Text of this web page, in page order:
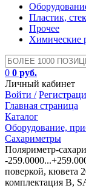
Пластик,
Прочее
Химические
0 0 руб.
Личный кабинет
Войти /
Главная страница
Каталог
Оборудование,
Сахариметры
Поляриметр-
-
поверкой, кювета
комплектация B,